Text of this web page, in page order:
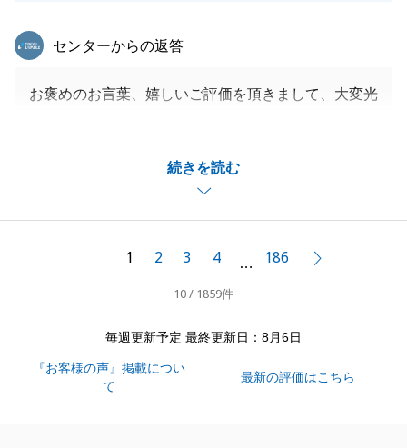
続きを読む
東急リバブル
センターからの返答
お褒めのお言葉、嬉しいご評価を頂きまして、大変光
整理しながら、希望物件を待つ形となりました。
最終的にご希望条件に当てはまるマンションをいち早
くご紹介でき、複数組の申し込みがある中で、ご内覧
たこと、本当に良かったと思っています。
ご友人様やご家族でお手伝いできることがあればいつ
1 2 3 4 … 186
10 / 1859件
毎週更新予定 最終更新日：8月6日
『お客様の声』掲載につい
て
最新の評価はこちら